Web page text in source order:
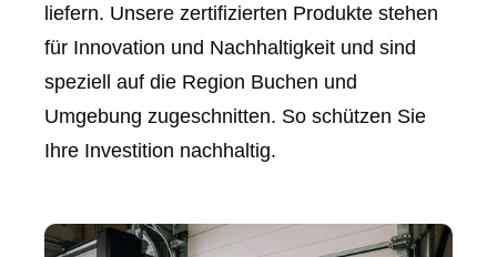
liefern. Unsere zertifizierten Produkte stehen
für Innovation und Nachhaltigkeit und sind
speziell auf die Region Buchen und
Umgebung zugeschnitten. So schützen Sie
Ihre Investition nachhaltig.